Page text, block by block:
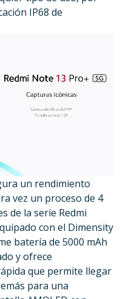
IP68 de
un rendimiento
vez un proceso de 4
de la serie Redmi
con el Dimensity
batería de 5000 mAh
y ofrece
que permite llegar
para una